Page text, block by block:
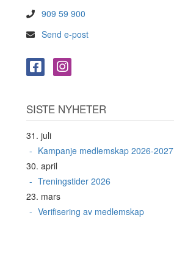
909 59 900
Send e-post
SISTE NYHETER
31. juli
Kampanje medlemskap 2026-2027
30. april
Treningstider 2026
23. mars
Verifisering av medlemskap